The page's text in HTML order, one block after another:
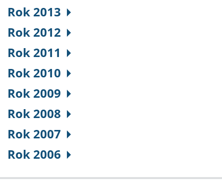
Rok 2013
Rok 2012
Rok 2011
Rok 2010
Rok 2009
Rok 2008
Rok 2007
Rok 2006